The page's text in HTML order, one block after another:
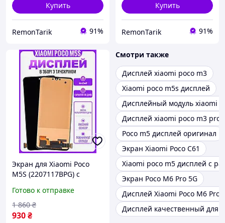
Купить
RemonTarik 91%
Купить
RemonTarik 91%
Экран для Xiaomi Poco
M5S (2207117BPG) с
(TFT) + клей герметик
Готово к отправке
930₴
1 860 ₴
Смотри также
Дисплей xiaomi poco m3
Xiaomi poco m5s дисплей
Дисплейный модуль xiaomi
Дисплей xiaomi poco m3 pro
Poco m5 дисплей оригинал
Экран Xiaomi Poco C61
Xiaomi poco m5 дисплей с
Экран Poco M6 Pro 5G
Дисплей Xiaomi Poco M6 Pro
Дисплей качественный для